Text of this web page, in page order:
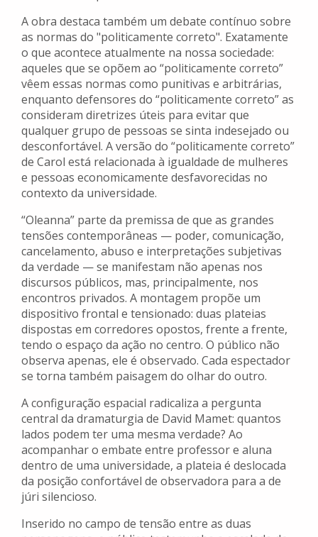
A obra destaca também um debate contínuo sobre
as normas do "politicamente correto". Exatamente
o que acontece atualmente na nossa sociedade:
aqueles que se opõem ao “politicamente correto”
vêem essas normas como punitivas e arbitrárias,
enquanto defensores do “politicamente correto” as
consideram diretrizes úteis para evitar que
qualquer grupo de pessoas se sinta indesejado ou
desconfortável. A versão do “politicamente correto”
de Carol está relacionada à igualdade de mulheres
e pessoas economicamente desfavorecidas no
contexto da universidade.
“Oleanna” parte da premissa de que as grandes
tensões contemporâneas — poder, comunicação,
cancelamento, abuso e interpretações subjetivas
da verdade — se manifestam não apenas nos
discursos públicos, mas, principalmente, nos
encontros privados. A montagem propõe um
dispositivo frontal e tensionado: duas plateias
dispostas em corredores opostos, frente a frente,
tendo o espaço da ação no centro. O público não
observa apenas, ele é observado. Cada espectador
se torna também paisagem do olhar do outro.
A configuração espacial radicaliza a pergunta
central da dramaturgia de David Mamet: quantos
lados podem ter uma mesma verdade? Ao
acompanhar o embate entre professor e aluna
dentro de uma universidade, a plateia é deslocada
da posição confortável de observadora para a de
júri silencioso.
Inserido no campo de tensão entre as duas